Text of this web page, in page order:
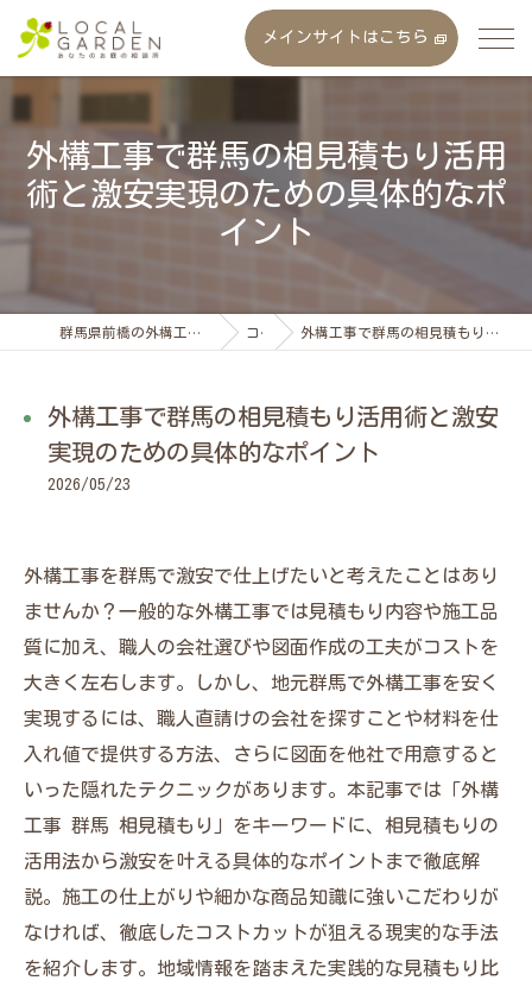
メインサイトはこちら
外構工事で群馬の相見積もり活用
術と激安実現のための具体的なポ
イント
群馬県前橋の外構工事なら株式会社ローカルガーデン コラム 外構工事で群馬の相見積もり活用術と激安実現のための具体的なポイント
外構工事で群馬の相見積もり活用術と激安
実現のための具体的なポイント
2026/05/23
外構工事を群馬で激安で仕上げたいと考えたことはあり
ませんか？一般的な外構工事では見積もり内容や施工品
質に加え、職人の会社選びや図面作成の工夫がコストを
大きく左右します。しかし、地元群馬で外構工事を安く
実現するには、職人直請けの会社を探すことや材料を仕
入れ値で提供する方法、さらに図面を他社で用意すると
いった隠れたテクニックがあります。本記事では「外構
工事 群馬 相見積もり」をキーワードに、相見積もりの
活用法から激安を叶える具体的なポイントまで徹底解
説。施工の仕上がりや細かな商品知識に強いこだわりが
なければ、徹底したコストカットが狙える現実的な手法
を紹介します。地域情報を踏まえた実践的な見積もり比